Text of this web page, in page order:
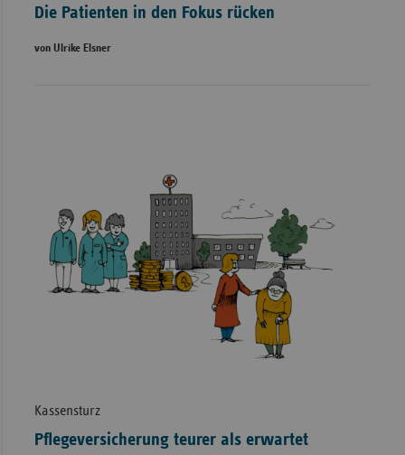
Die Patienten in den Fokus rücken
von Ulrike Elsner
Kassensturz
Pflegeversicherung teurer als erwartet